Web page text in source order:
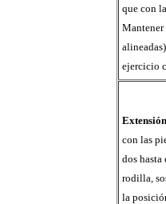
que con
Mantener
ejercicio
con las
dos
rodilla,
la